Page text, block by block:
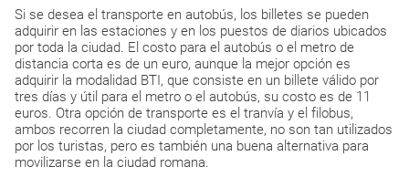
Si se desea el transporte en autobús, los billetes se pueden
adquirir en las estaciones y en los puestos de diarios ubicados
por toda la ciudad. El costo para el autobús o el metro de
distancia corta es de un euro, aunque la mejor opción es
adquirir la modalidad BTI, que consiste en un billete válido por
tres días y útil para el metro o el autobús, su costo es de 11
euros. Otra opción de transporte es el tranvía y el filobus,
ambos recorren la ciudad completamente, no son tan utilizados
por los turistas, pero es también una buena alternativa para
movilizarse en la ciudad romana.